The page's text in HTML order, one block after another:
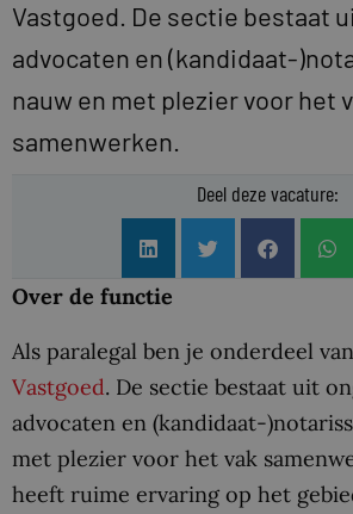
Vastgoed. De sectie bestaat
advocaten en (kandidaat-
nauw en met plezier voor het
samenwerken.
Deel deze vacature:
Over de functie
Als paralegal ben je onderdeel
Vastgoed. De sectie bestaat uit
advocaten en (kandidaat-
met plezier voor het vak
heeft ruime ervaring op het